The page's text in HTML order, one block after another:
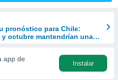
pronóstico para Chile:
octubre mantendrían una
app de
Instalar